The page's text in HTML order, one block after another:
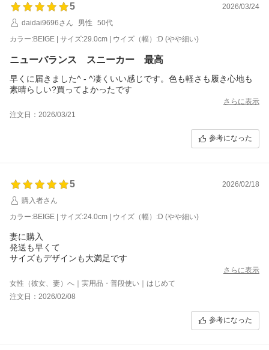
5
2026/03/24
daidai9696さん
男性
50代
カラー:BEIGE | サイズ:29.0cm | ウイズ（幅）:D (やや細い)
ニューバランス スニーカー 最高
早くに届きました^ - ^凄くいい感じです。色も軽さも履き心地も
素晴らしい?買ってよかったです
さらに表示
注文日：2026/03/21
参考になった
5
2026/02/18
購入者さん
カラー:BEIGE | サイズ:24.0cm | ウイズ（幅）:D (やや細い)
妻に購入
発送も早くて
サイズもデザインも大満足です
さらに表示
女性（彼女、妻）へ｜実用品・普段使い｜はじめて
注文日：2026/02/08
参考になった